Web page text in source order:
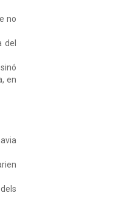
no
del
en